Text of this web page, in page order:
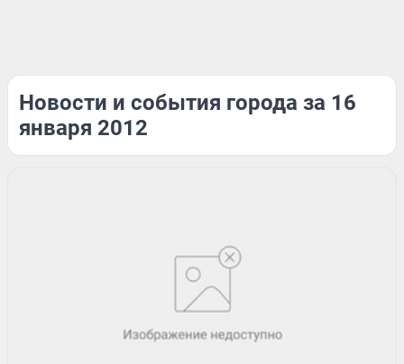
Новости и события города за 16
января 2012